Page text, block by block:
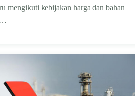
mengikuti kebijakan harga dan bahan